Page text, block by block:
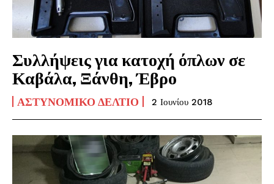
Συλλήψεις για κατοχή όπλων σε
Καβάλα, Ξάνθη, Έβρο
ΑΣΤΥΝΟΜΙΚΌ ΔΕΛΤΊΟ 2 Ιουνίου 2018